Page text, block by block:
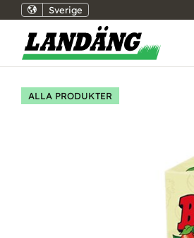
Sverige
ALLA PRODUKTER